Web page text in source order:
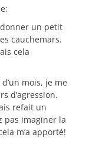
donner un petit
cauchemars.
cela
mois, je me
d’agression.
refait un
pas imaginer la
m’a apporté!